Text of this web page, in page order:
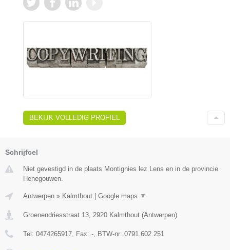
BEKIJK VOLLEDIG PROFIEL
Schrijfcel
Niet gevestigd in de plaats Montignies lez Lens en in de provincie
Henegouwen.
Antwerpen » Kalmthout Google maps ▼
Groenendriesstraat 13, 2920 Kalmthout (Antwerpen)
Tel: 0474265917, Fax: -, BTW-nr: 0791.602.251